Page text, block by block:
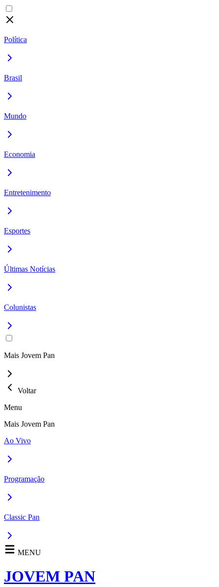
Política
Brasil
Mundo
Economia
Entretenimento
Esportes
Últimas Notícias
Colunistas
Mais Jovem Pan
Voltar
Menu
Mais Jovem Pan
Ao Vivo
Programação
Classic Pan
MENU
JOVEM PAN